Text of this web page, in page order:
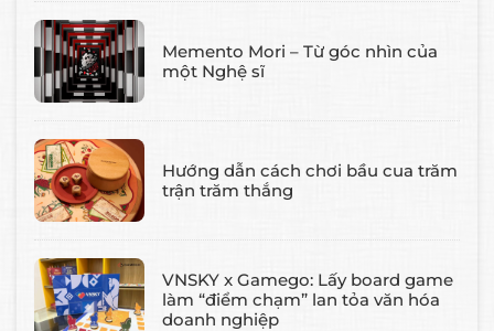
Memento Mori – Từ góc nhìn của
một Nghệ sĩ
Hướng dẫn cách chơi bầu cua trăm
trận trăm thắng
VNSKY x Gamego: Lấy board game
làm “điểm chạm” lan tỏa văn hóa
doanh nghiệp